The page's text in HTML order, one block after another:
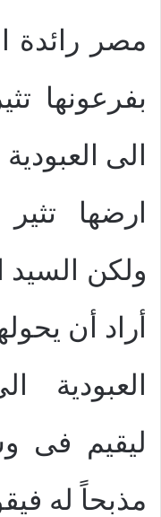
مصر رائدة
بفرعونها
الى
ارضها
ولكن
أراد أن
العبودية
ليقيم فى
مذبحاً له